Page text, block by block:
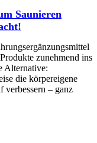
Saunieren
zunehmend ins
Alternative:
die körpereigene
verbessern – ganz